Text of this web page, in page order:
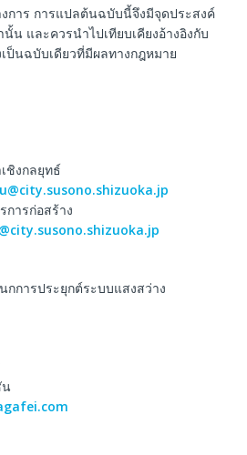
การ การแปลต้นฉบับนี้จึงมีจุดประสงค์
น และควรนำไปเทียบเคียงอ้างอิงกับ
ป็นฉบับเดียวที่มีผลทางกฎหมาย
ชิงกลยุทธ์
การก่อสร้าง
การประยุกต์ระบบแสงสว่าง
น